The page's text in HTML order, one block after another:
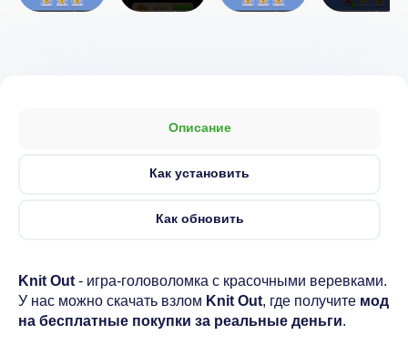
Описание
Как установить
Как обновить
Knit Out - игра-головоломка с красочными веревками.
У нас можно скачать взлом Knit Out, где получите мод
на бесплатные покупки за реальные деньги.